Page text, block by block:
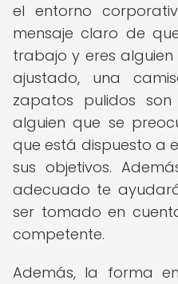
el entorno
mensaje claro de
trabajo y eres
ajustado, una
zapatos pulidos
alguien que se
que está dispuesto a
sus objetivos.
adecuado te
ser tomado en
competente.
Además, la forma